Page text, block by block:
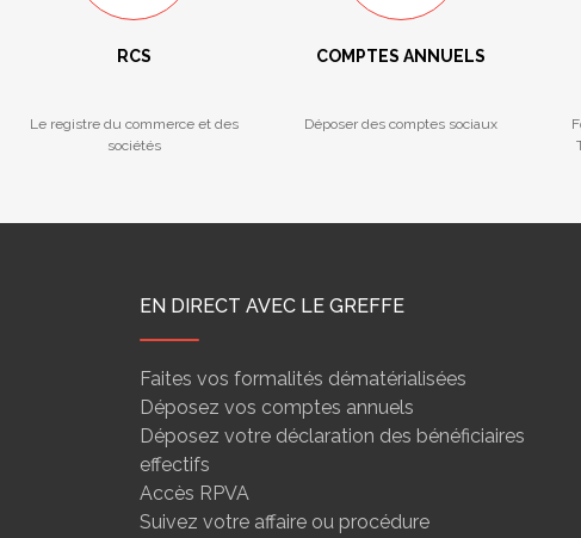
RCS
Le registre du commerce et des
sociétés
COMPTES ANNUELS
Déposer des comptes sociaux
EN DIRECT AVEC LE GREFFE
Faites vos formalités dématérialisées
Déposez vos comptes annuels
Déposez votre déclaration des bénéficiaires
effectifs
Accès RPVA
Suivez votre affaire ou procédure